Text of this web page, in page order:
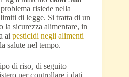
risiede nella
di legge. Si tratta di un
la sicurezza alimentare, in
ai pesticidi negli alimenti
salute nel tempo.
di riso, di seguito